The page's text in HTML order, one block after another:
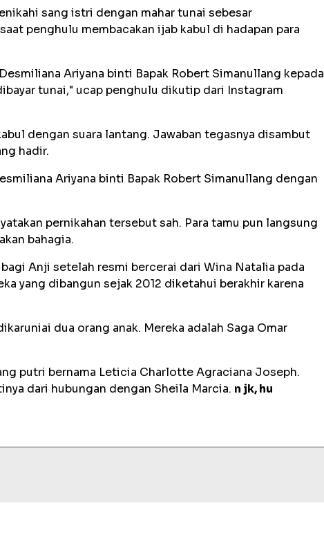
sang istri dengan mahar tunai sebesar
penghulu membacakan ijab kabul di hadapan para
Ariyana binti Bapak Robert Simanullang kepada
tunai," ucap penghulu dikutip dari Instagram
dengan suara lantang. Jawaban tegasnya disambut
hadir.
Ariyana binti Bapak Robert Simanullang dengan
pernikahan tersebut sah. Para tamu pun langsung
bahagia.
Anji setelah resmi bercerai dari Wina Natalia pada
yang dibangun sejak 2012 diketahui berakhir karena
dua orang anak. Mereka adalah Saga Omar
putri bernama Leticia Charlotte Agraciana Joseph.
dari hubungan dengan Sheila Marcia. n jk, hu